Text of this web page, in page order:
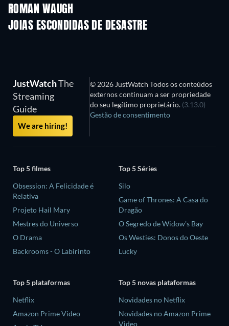
ROMAN WAUGH
JOIAS ESCONDIDAS DE DESASTRE
JustWatchThe
Streaming
Guide
We are hiring!
© 2026 JustWatch Todos os conteúdos
externos continuam a ser propriedade
do seu legítimo proprietário. (3.13.0)
Gestão de consentimento
Top 5 filmes
Obsession: A Felicidade é
Relativa
Projeto Hail Mary
Mestres do Universo
O Drama
Backrooms - O Labirinto
Top 5 Séries
Silo
Game of Thrones: A Casa do
Dragão
O Segredo de Widow's Bay
Os Westies: Donos do Oeste
Lucky
Top 5 plataformas
Netflix
Amazon Prime Video
Top 5 novas plataformas
Novidades no Netflix
Novidades no Amazon Prime
Video